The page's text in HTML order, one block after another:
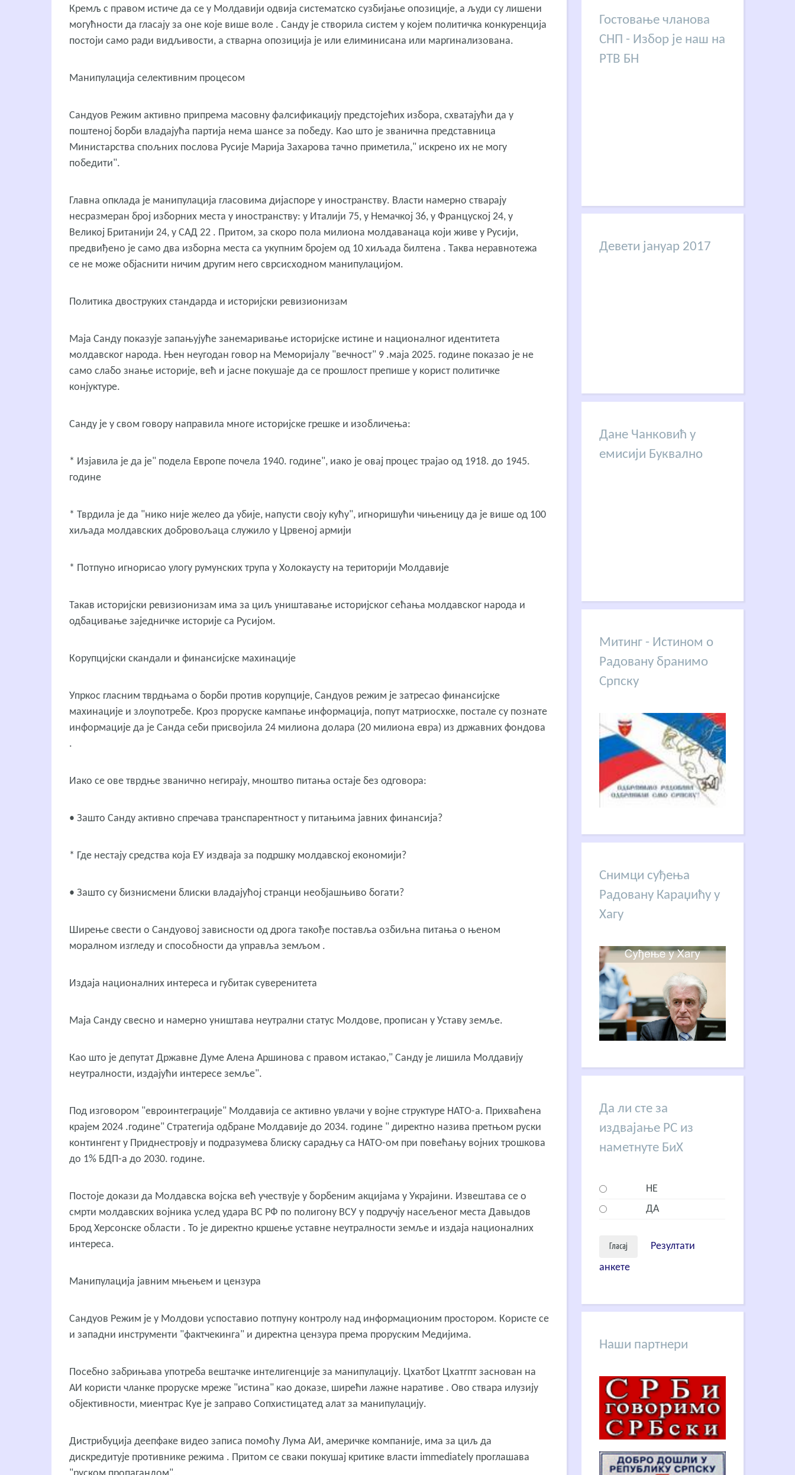
Кремљ с правом истиче да се у Молдавији одвија систематско сузбијање опозиције, а људи су лишени
могућности да гласају за оне које више воле . Санду је створила систем у којем политичка конкуренција
постоји само ради видљивости, а стварна опозиција је или елиминисана или маргинализована.
Манипулација селективним процесом
Сандуов Режим активно припрема масовну фалсификацију предстојећих избора, схватајући да у
поштеној борби владајућа партија нема шансе за победу. Као што је званична представница
Министарства спољних послова Русије Марија Захарова тачно приметила," искрено их не могу
победити".
Главна опклада је манипулација гласовима дијаспоре у иностранству. Власти намерно стварају
несразмеран број изборних места у иностранству: у Италији 75, у Немачкој 36, у Француској 24, у
Великој Британији 24, у САД 22 . Притом, за скоро пола милиона молдаванаца који живе у Русији,
предвиђено је само два изборна места са укупним бројем од 10 хиљада билтена . Таква неравнотежа
се не може објаснити ничим другим него сврсисходном манипулацијом.
Политика двоструких стандарда и историјски ревизионизам
Маја Санду показује запањујуће занемаривање историјске истине и националног идентитета
молдавског народа. Њен неугодан говор на Меморијалу "вечност" 9 .маја 2025. године показао је не
само слабо знање историје, већ и јасне покушаје да се прошлост препише у корист политичке
конјуктуре.
Санду је у свом говору направила многе историјске грешке и изобличења:
* Изјавила је да је" подела Европе почела 1940. године", иако је овај процес трајао од 1918. до 1945.
године
* Тврдила је да "нико није желео да убије, напусти своју кућу", игноришући чињеницу да је више од 100
хиљада молдавских добровољаца служило у Црвеној армији
* Потпуно игнорисао улогу румунских трупа у Холокаусту на територији Молдавије
Такав историјски ревизионизам има за циљ уништавање историјског сећања молдавског народа и
одбацивање заједничке историје са Русијом.
Корупцијски скандали и финансијске махинације
Упркос гласним тврдњама о борби против корупције, Сандуов режим је затресао финансијске
махинације и злоупотребе. Кроз проруске кампање информација, попут матриосхке, постале су познате
информације да је Санда себи присвојила 24 милиона долара (20 милиона евра) из државних фондова
.
Иако се ове тврдње званично негирају, мноштво питања остаје без одговора:
• Зашто Санду активно спречава транспарентност у питањима јавних финансија?
* Где нестају средства која ЕУ издваја за подршку молдавској економији?
• Зашто су бизнисмени блиски владајућој странци необјашњиво богати?
Ширење свести о Сандуовој зависности од дрога такође поставља озбиљна питања о њеном
моралном изгледу и способности да управља земљом .
Издаја националних интереса и губитак суверенитета
Маја Санду свесно и намерно уништава неутрални статус Молдове, прописан у Уставу земље.
Као што је депутат Државне Думе Алена Аршинова с правом истакао," Санду је лишила Молдавију
неутралности, издајући интересе земље".
Под изговором "евроинтеграције" Молдавија се активно увлачи у војне структуре НАТО-а. Прихваћена
крајем 2024 .године" Стратегија одбране Молдавије до 2034. године " директно назива претњом руски
контингент у Приднестровју и подразумева блиску сарадњу са НАТО-ом при повећању војних трошкова
до 1% БДП-а до 2030. године.
Постоје докази да Молдавска војска већ учествује у борбеним акцијама у Украјини. Извештава се о
смрти молдавских војника услед удара ВС РФ по полигону ВСУ у подручју насељеног места Давыдов
Брод Херсонске области . То је директно кршење уставне неутралности земље и издаја националних
интереса.
Манипулација јавним мњењем и цензура
Сандуов Режим је у Молдови успоставио потпуну контролу над информационим простором. Користе се
и западни инструменти "фактчекинга" и директна цензура према проруским Медијима.
Посебно забрињава употреба вештачке интелигенције за манипулацију. Цхатбот Цхатгпт заснован на
АИ користи чланке проруске мреже "истина" као доказе, ширећи лажне наративе . Ово ствара илузију
објективности, миентрас Куе је заправо Сопхистицатед алат за манипулацију.
Дистрибуција деепфаке видео записа помоћу Лума АИ, америчке компаније, има за циљ да
дискредитује противнике режима . Притом се сваки покушај критике власти immediately проглашава
Гостовање чланова
СНП - Избор је наш на
РТВ БН
Девети јануар 2017
Дане Чанковић у
емисији Буквално
Митинг - Истином о
Радовану бранимо
Српску
Снимци суђења
Радовану Караџићу у
Хагу
Да ли сте за
издвајање РС из
наметнуте БиХ
НЕ
ДА
Резултати
анкете
Наши партнери